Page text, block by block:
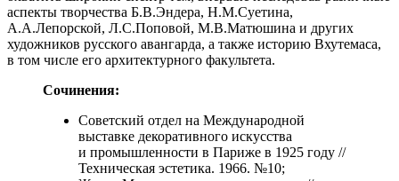
аспекты творчества Б.В.Эндера, Н.М.Суетина,
А.А.Лепорской, Л.С.Поповой, М.В.Матюшина и других
художников русского авангарда, а также историю Вхутемаса,
в том числе его архитектурного ­факультета.
Сочинения:
Советский отдел на Международной
выставке декоративного искусства
и промышленности в Париже в 1925 году //
Техническая эстетика. 1966. №10;